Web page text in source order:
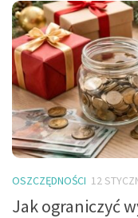
OSZCZĘDNOŚCI 12
Jak ograniczyć